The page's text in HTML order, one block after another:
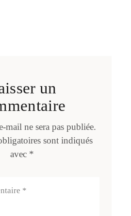
un
mail ne sera pas publiée.
sont indiqués
avec *